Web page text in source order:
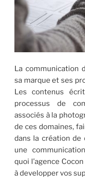
La communication
sa marque et ses
Les contenus
processus de
associés à la
de ces domaines,
dans la création
une
quoi l’agence
à developper vos